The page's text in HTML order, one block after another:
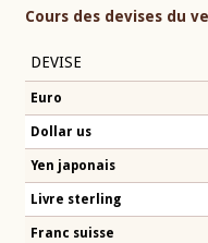
Cours des devises du
DEVISE
Euro
Dollar us
Yen japonais
Livre sterling
Franc suisse